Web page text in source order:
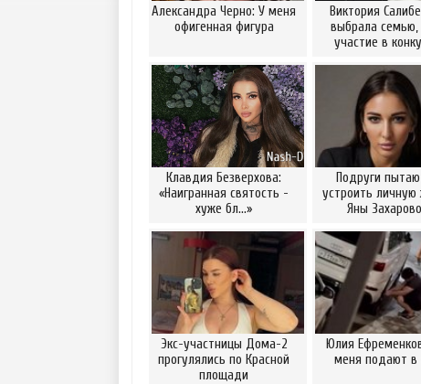
Александра Черно: У меня
офигенная фигура
Виктория
выбрала семью,
участие в
Клавдия Безверхова:
«Наигранная святость -
хуже бл...»
Подруги
устроить личную
Яны
Экс-участницы Дома-2
прогулялись по Красной
площади
Юлия
меня подают в